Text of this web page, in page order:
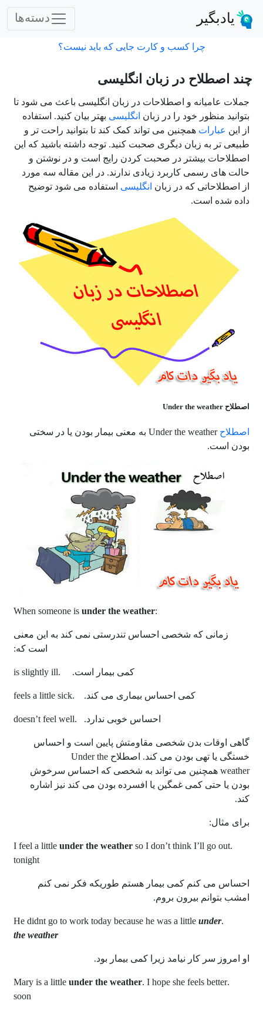
یادبگیر دسته‌ها
چرا کسب و کارت جایی که باید نیست؟
چند اصطلاح در زبان انگلیسی
جملات عامیانه و اصطلاحات در زبان انگلیسی باعث می شود تا
بتوانید منظور خود را در زبان انگلیسی بهتر بیان کنید. استفاده
از این عبارات همچنین می تواند کمک کند تا بتوانید راحت تر و
طبیعی تر به زبان دیگری صحبت کنید. توجه داشته باشید که این
اصطلاحات بیشتر در صحبت کردن رایج است و در نوشتن و
حالت های رسمی کاربرد زیادی ندارند. در این مقاله سه مورد
از اصطلاحاتی که در زبان انگلیسی استفاده می شود توضیح
داده شده است.
اصطلاح Under the weather
اصطلاح
Under the weather به معنی بیمار بودن یا در سختی
بودن است.
:When someone is
under the weather
زمانی که شخصی احساس تندرستی نمی کند به این معنی
است که:
کمی بیمار است. .is slightly ill
کمی احساس بیماری می کند. .feels a little sick
احساس خوبی ندارد. .doesn’t feel well
گاهی اوقات بدن شخصی مقاومتش پایین است و احساس
خستگی یا تهی بودن می کند. اصطلاح Under the
weather همچنین می تواند به شخصی که احساس سرخوش
بودن یا حتی کمی غمگین یا افسرده بودن می کند نیز اشاره
کند.
برای مثال:
.I feel a little
under the weatherso I don’t think I’ll go out
tonight
احساس می کنم کمی بیمار هستم طوریکه فکر نمی کنم
امشب بتوانم بیرون بروم.
.He didnt go to work today because he was a little
under
the weather
او امروز سر کار نیامد زیرا کمی بیمار بود.
.Mary is a little
under the weather. I hope she feels better
soon